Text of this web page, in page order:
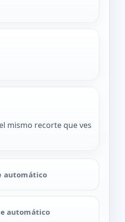
mismo recorte que ves
automático
automático